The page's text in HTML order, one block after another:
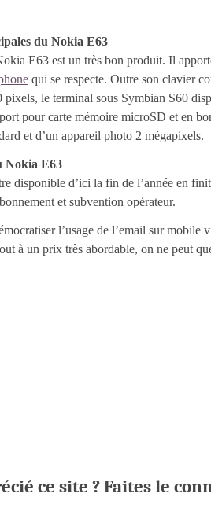
du Nokia E63
E63 est un très bon produit. Il
qui se respecte. Outre son clavier
le terminal sous Symbian S60
pour carte mémoire microSD et en
et d’un appareil photo 2 mégapixels.
Nokia E63
disponible d’ici la fin de l’année en
et subvention opérateur.
l’usage de l’email sur mobile
à un prix très abordable, on ne peut
ce site ? Faites le